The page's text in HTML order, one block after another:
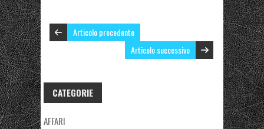
Articolo precedente
Articolo successivo
CATEGORIE
AFFARI